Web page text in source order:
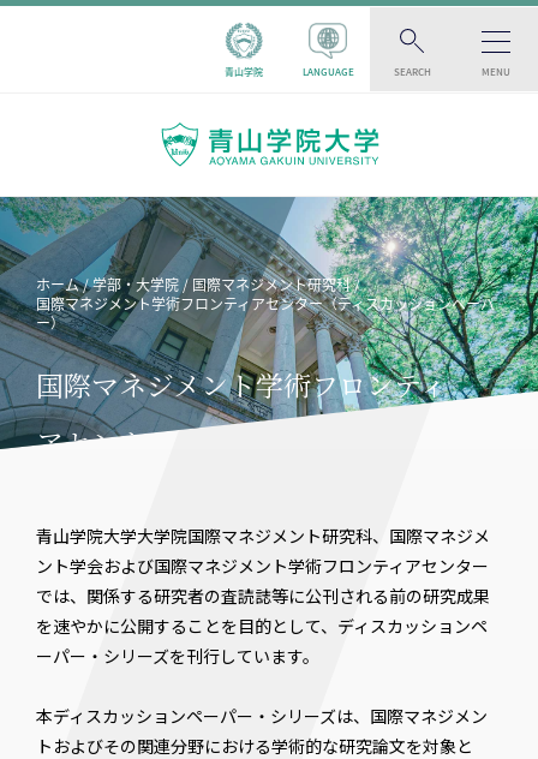
青山学院 LANGUAGE SEARCH MENU
ホーム 学部・大学院
国際マネジメント研究科
国際マネジメント学術フロンティアセンター（ディスカッションペーパ
ー）
国際マネジメント学術フロンティ
アセンター（ディスカッションペ
青山学院大学大学院国際マネジメント研究科、国際マネジメ
ント学会および国際マネジメント学術フロンティアセンター
では、関係する研究者の査読誌等に公刊される前の研究成果
を速やかに公開することを目的として、ディスカッションペ
ーパー・シリーズを刊行しています。
本ディスカッションペーパー・シリーズは、国際マネジメン
トおよびその関連分野における学術的な研究論文を対象と